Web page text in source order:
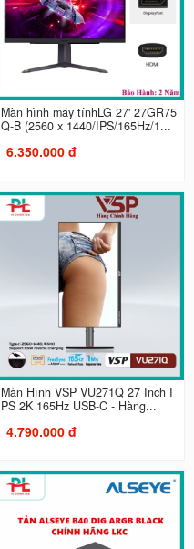
Màn hình máy tínhLG 27' 27GR75
Q-B (2560 x 1440/IPS/165Hz/1...
6.350.000 đ
Màn Hình VSP VU271Q 27 Inch I
PS 2K 165Hz USB-C - Hàng...
4.790.000 đ